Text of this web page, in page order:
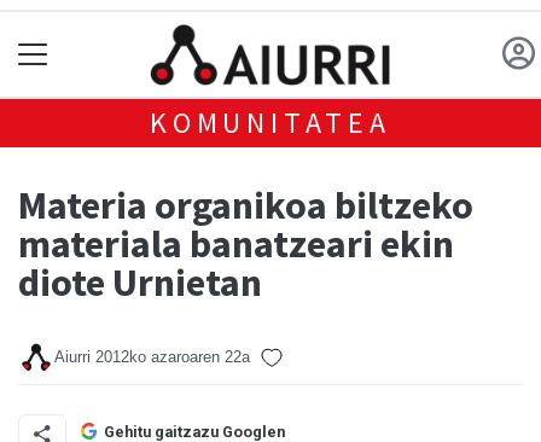
KOMUNITATEA
Materia organikoa biltzeko
materiala banatzeari ekin
diote Urnietan
Aiurri 2012ko azaroaren 22a
Gehitu gaitzazu Googlen